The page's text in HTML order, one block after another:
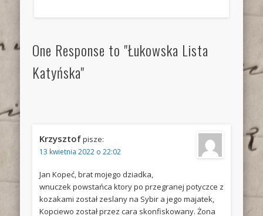
One Response to "Łukowska Lista
Katyńska"
Krzysztofpisze:
13 kwietnia 2022 o 22:02
Jan Kopeć, brat mojego dziadka,
wnuczek powstańca ktory po przegranej potyczce z
kozakami został zeslany na Sybir a jego majatek,
Kopciewo został przez cara skonfiskowany. Żona